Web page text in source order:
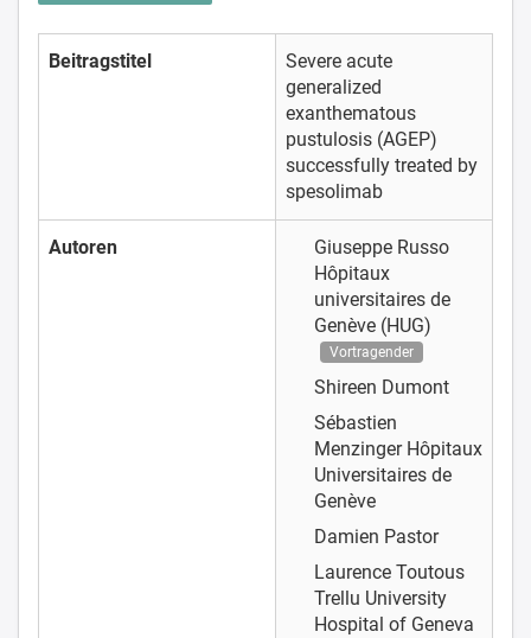
Beitragstitel
Severe acute
generalized
exanthematous
pustulosis (AGEP)
successfully treated by
spesolimab
Autoren
Giuseppe Russo
Hôpitaux
universitaires de
Genève (HUG)
Vortragender
Shireen Dumont
Sébastien
Menzinger Hôpitaux
Universitaires de
Genève
Damien Pastor
Laurence Toutous
Trellu University
Hospital of Geneva